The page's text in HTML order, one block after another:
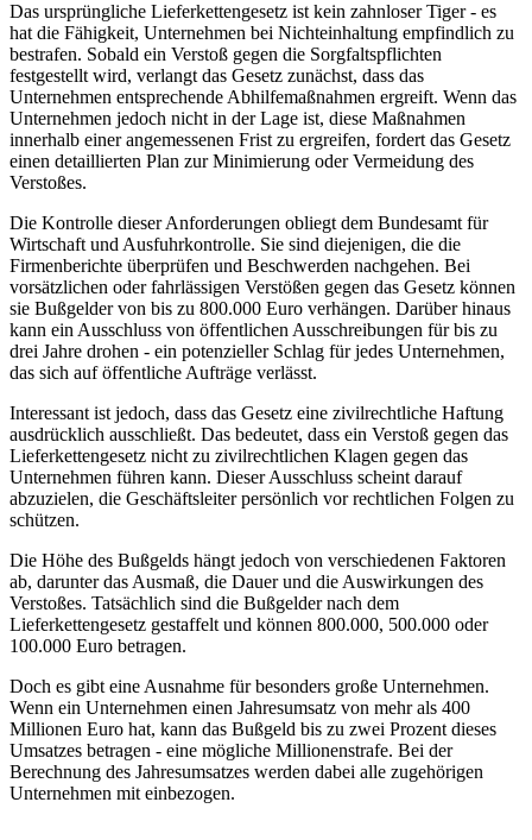
Das ursprüngliche Lieferkettengesetz ist kein zahnloser Tiger - es
hat die Fähigkeit, Unternehmen bei Nichteinhaltung empfindlich zu
bestrafen. Sobald ein Verstoß gegen die Sorgfaltspflichten
festgestellt wird, verlangt das Gesetz zunächst, dass das
Unternehmen entsprechende Abhilfemaßnahmen ergreift. Wenn das
Unternehmen jedoch nicht in der Lage ist, diese Maßnahmen
innerhalb einer angemessenen Frist zu ergreifen, fordert das Gesetz
einen detaillierten Plan zur Minimierung oder Vermeidung des
Verstoßes.
Die Kontrolle dieser Anforderungen obliegt dem Bundesamt für
Wirtschaft und Ausfuhrkontrolle. Sie sind diejenigen, die die
Firmenberichte überprüfen und Beschwerden nachgehen. Bei
vorsätzlichen oder fahrlässigen Verstößen gegen das Gesetz können
sie Bußgelder von bis zu 800.000 Euro verhängen. Darüber hinaus
kann ein Ausschluss von öffentlichen Ausschreibungen für bis zu
drei Jahre drohen - ein potenzieller Schlag für jedes Unternehmen,
das sich auf öffentliche Aufträge verlässt.
Interessant ist jedoch, dass das Gesetz eine zivilrechtliche Haftung
ausdrücklich ausschließt. Das bedeutet, dass ein Verstoß gegen das
Lieferkettengesetz nicht zu zivilrechtlichen Klagen gegen das
Unternehmen führen kann. Dieser Ausschluss scheint darauf
abzuzielen, die Geschäftsleiter persönlich vor rechtlichen Folgen zu
schützen.
Die Höhe des Bußgelds hängt jedoch von verschiedenen Faktoren
ab, darunter das Ausmaß, die Dauer und die Auswirkungen des
Verstoßes. Tatsächlich sind die Bußgelder nach dem
Lieferkettengesetz gestaffelt und können 800.000, 500.000 oder
100.000 Euro betragen.
Doch es gibt eine Ausnahme für besonders große Unternehmen.
Wenn ein Unternehmen einen Jahresumsatz von mehr als 400
Millionen Euro hat, kann das Bußgeld bis zu zwei Prozent dieses
Umsatzes betragen - eine mögliche Millionenstrafe. Bei der
Berechnung des Jahresumsatzes werden dabei alle zugehörigen
Unternehmen mit einbezogen.